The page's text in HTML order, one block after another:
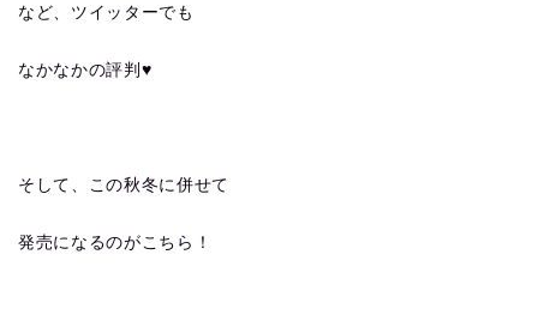
など、ツイッターでも
なかなかの評判♥
そして、この秋冬に併せて
発売になるのがこちら！